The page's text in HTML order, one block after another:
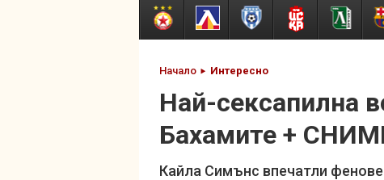
Начало Интересно
Най-сексапилна
Бахамите +
Кайла Симънс впечатли